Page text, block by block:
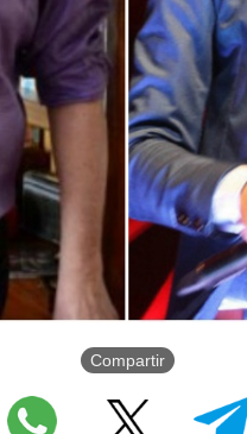
Compartir